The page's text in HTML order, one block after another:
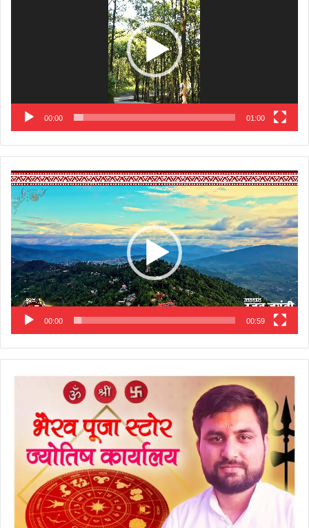
00:00 01:00
Video
Player
00:00 00:59